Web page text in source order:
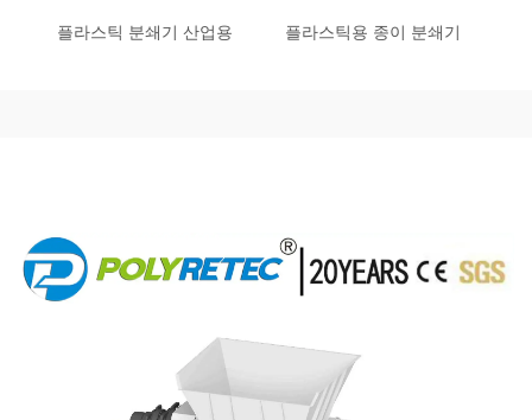
플라스틱 분쇄기 산업용 플라스틱용 종이 분쇄기